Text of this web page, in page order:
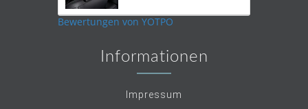
rating
Bewertungen von YOTPO
Informationen
Impressum